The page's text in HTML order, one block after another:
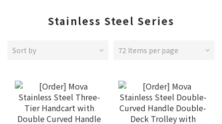
Stainless Steel Series
Sort by 72 Items per page